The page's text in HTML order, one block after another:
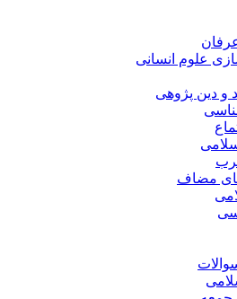
علوم انسانی
و دین پژوهی
مضاف